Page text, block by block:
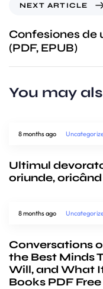
NEXT ARTICLE
Confesiones de
(PDF, EPUB)
You may
8 months ago
Ultimul
oriunde, oricând
8 months ago
Conversations
the Best Minds
Will, and What
Books PDF Free